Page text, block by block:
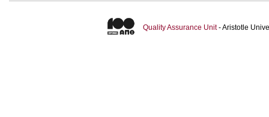
Quality Assurance Unit- Aristotle